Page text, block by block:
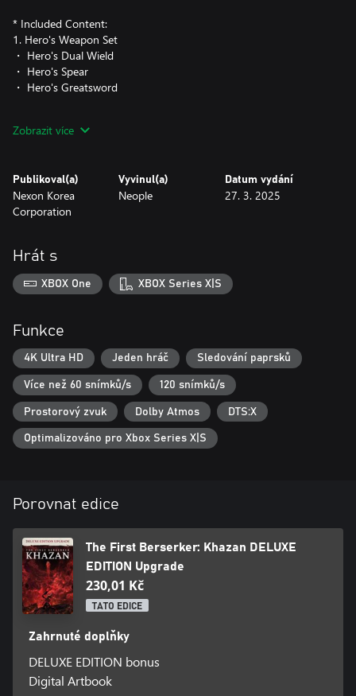
* Included Content:
1. Hero's Weapon Set
・ Hero's Dual Wield
・ Hero's Spear
・ Hero's Greatsword
・ Hero's Helm
・ Hero's Leggings
・ Hero's Combat Boots
・ The digital artbook features concept art from The First
Berserker: Khazan. It can be accessed from the in-game main
menu screen.
Zobrazit více
Publikoval(a)
Nexon Korea
Corporation
Vyvinul(a)
Neople
Datum vydání
27. 3. 2025
Hrát s
XBOX One XBOX Series X|S
Funkce
4K Ultra HD Jeden hráč Sledování paprsků
Více než 60 snímků/s 120 snímků/s
Prostorový zvuk Dolby Atmos DTS:X
Optimalizováno pro Xbox Series X|S
Porovnat edice
The First Berserker: Khazan DELUXE
EDITION Upgrade
230,01 Kč
TATO EDICE
Zahrnuté doplňky
DELUXE EDITION bonus
Digital Artbook